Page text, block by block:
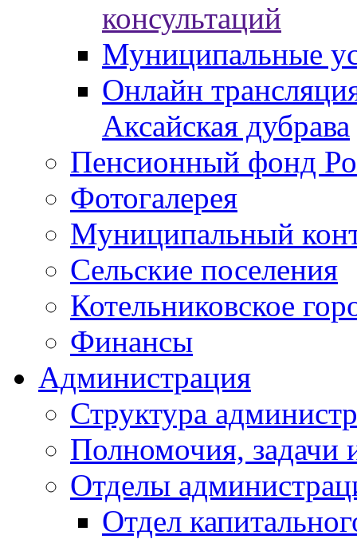
консультаций
Муниципальные
Онлайн
Аксайская дубрава
Пенсионный фонд
Фотогалерея
Муниципальный
Сельские поселения
Котельниковское
Финансы
Администрация
Структура
Полномочия, задачи
Отделы
Отдел